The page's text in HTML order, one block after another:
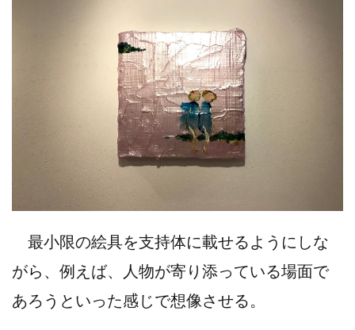
最小限の絵具を支持体に載せるようにしな
がら、例えば、人物が寄り添っている場面で
あろうといった感じで想像させる。